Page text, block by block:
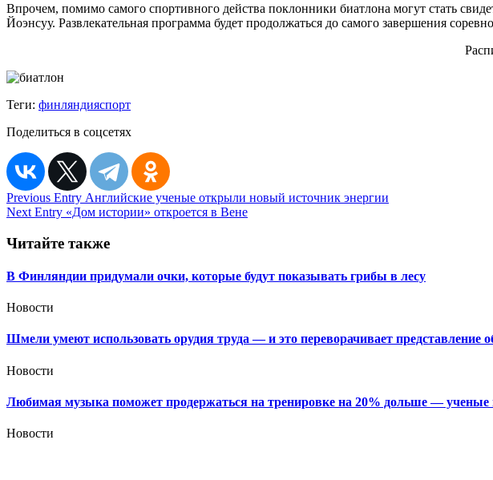
Впрочем, помимо самого спортивного действа поклонники биатлона могут стать
Йоэнсуу. Развлекательная программа будет продолжаться до самого завершения
Теги: финляндияспорт
Поделиться в соцсетях
Навигация
по
записям
Previous Entry Английские ученые открыли новый источник энергии
Next Entry «Дом истории» откроется в Вене
Читайте также
В Финляндии придумали очки, которые будут показывать грибы в лесу
Новости
Шмели умеют использовать орудия труда — и это переворачивает представление
Новости
Любимая музыка поможет продержаться на тренировке на 20% дольше —
Новости